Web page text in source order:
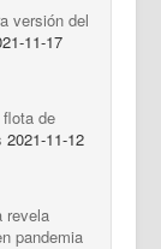
versión del
11-17
de
2021-11-12
revela
pandemia